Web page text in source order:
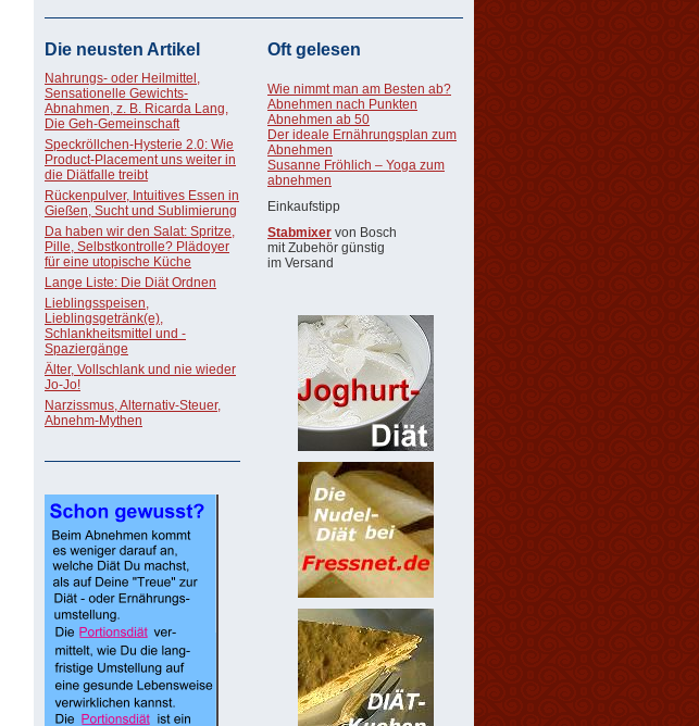
Die neusten Artikel
Nahrungs- oder Heilmittel,
Sensationelle Gewichts-
Abnahmen, z. B. Ricarda Lang,
Die Geh-Gemeinschaft
Speckröllchen-Hysterie 2.0: Wie
Product-Placement uns weiter in
die Diätfalle treibt
Rückenpulver, Intuitives Essen in
Gießen, Sucht und Sublimierung
Da haben wir den Salat: Spritze,
Pille, Selbstkontrolle? Plädoyer
für eine utopische Küche
Lange Liste: Die Diät Ordnen
Lieblingsspeisen,
Lieblingsgetränk(e),
Schlankheitsmittel und -
Spaziergänge
Älter, Vollschlank und nie wieder
Jo-Jo!
Narzissmus, Alternativ-Steuer,
Abnehm-Mythen
Oft gelesen
Wie nimmt man am Besten ab?
Abnehmen nach Punkten
Abnehmen ab 50
Der ideale Ernährungsplan zum
Abnehmen
Susanne Fröhlich – Yoga zum
abnehmen
Einkaufstipp
Stabmixer von Bosch
mit Zubehör günstig
im Versand